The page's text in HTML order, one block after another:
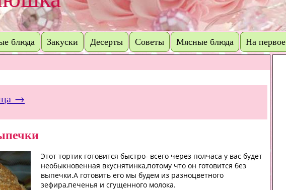
блюда Закуски Десерты Советы Мясные блюда На первое
→
Этот тортик готовится быстро- всего через полчаса у вас будет
необыкновенная вкуснятинка,потому что он готовится без
выпечки.А готовить его мы будем из разноцветного
зефира,печенья и сгущенного молока.